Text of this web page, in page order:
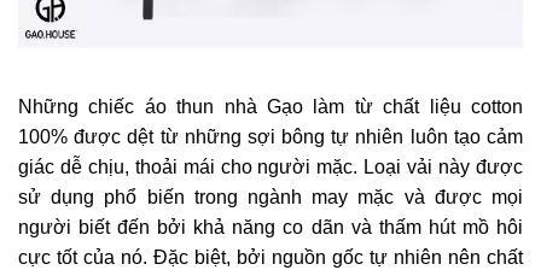
Những chiếc áo thun nhà Gạo làm từ chất liệu cotton
100% được dệt từ những sợi bông tự nhiên luôn tạo cảm
giác dễ chịu, thoải mái cho người mặc. Loại vải này được
sử dụng phổ biến trong ngành may mặc và được mọi
người biết đến bởi khả năng co dãn và thấm hút mồ hôi
cực tốt của nó. Đặc biệt, bởi nguồn gốc tự nhiên nên chất